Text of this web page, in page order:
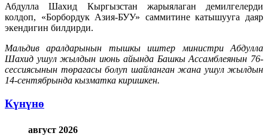
Абдулла Шахид Кыргызстан жарыялаган демилгелерди
колдоп, «Борбордук Азия-БУУ» саммитине катышууга даяр
экендигин билдирди.
Мальдив аралдарынын тышкы иштер министри Абдулла
Шахид ушул жылдын июнь айында Башкы Ассамблеянын 76-
сессиясынын төрагасы болуп шайланган жана ушул жылдын
14-сентябрында кызматка киришкен.
Күнүнө
август 2026